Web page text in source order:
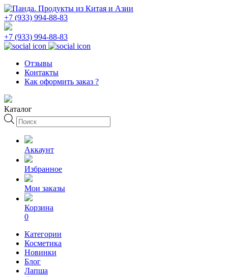
+7 (933) 994-88-83
+7 (933) 994-88-83
Отзывы
Контакты
Как оформить заказ ?
Каталог
Поиск
товаров
Аккаунт
Избранное
Мои заказы
Корзина
0
Категории
Косметика
Новинки
Блог
Лапша